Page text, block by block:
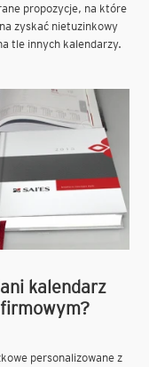
propozycje, na które
zyskać nietuzinkowy
tle innych kalendarzy.
kalendarz
personalizowane z